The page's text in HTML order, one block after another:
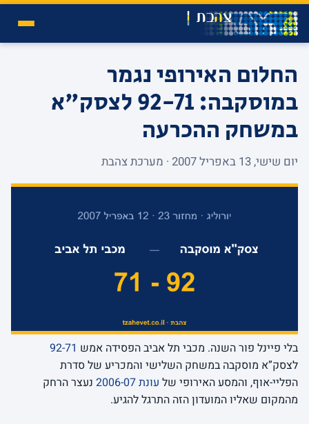
החלום האירופי נגמר
במוסקבה: 92-71 לצסק"א
במשחק ההכרעה
יום שישי, 13 באפריל 2007 · מערכת צהבת
בלי פיינל פור השנה. מכבי תל אביב הפסידה אמש 92-71
לצסק”א מוסקבה במשחק השלישי והמכריע של סדרת
הפליי-אוף, והמסע האירופי של עונת 2006-07
נעצר הרחק
מהמקום שאליו המועדון הזה התרגל להגיע.